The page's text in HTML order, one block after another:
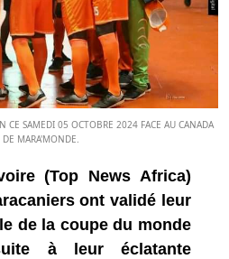
CE SAMEDI 05 OCTOBRE 2024 FACE AU CANADA
MARA'MONDE.
(Top News Africa)
ont validé leur
de la coupe du monde
à leur éclatante